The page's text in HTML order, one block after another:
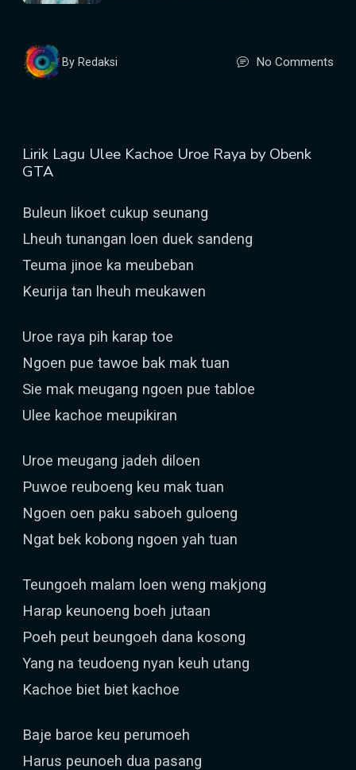
By Redaksi No Comments
Lirik Lagu Ulee Kachoe Uroe Raya by Obenk
GTA
Buleun likoet cukup seunang
Lheuh tunangan loen duek sandeng
Teuma jinoe ka meubeban
Keurija tan lheuh meukawen
Uroe raya pih karap toe
Ngoen pue tawoe bak mak tuan
Sie mak meugang ngoen pue tabloe
Ulee kachoe meupikiran
Uroe meugang jadeh diloen
Puwoe reuboeng keu mak tuan
Ngoen oen paku saboeh guloeng
Ngat bek kobong ngoen yah tuan
Teungoeh malam loen weng makjong
Harap keunoeng boeh jutaan
Poeh peut beungoeh dana kosong
Yang na teudoeng nyan keuh utang
Kachoe biet biet kachoe
Baje baroe keu perumoeh
Harus peunoeh dua pasang